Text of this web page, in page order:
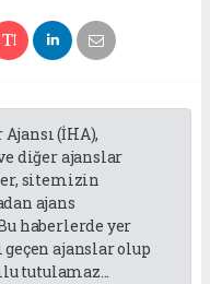
(İHA),
diğer ajanslar
sitemizin
ajans
haberlerde yer
ajanslar olup
tutulamaz...